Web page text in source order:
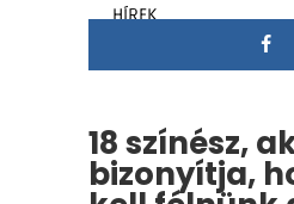
HÍREK
18 színész,
bizonyítja,